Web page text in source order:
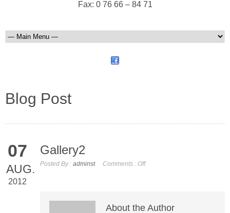
Fax: 0 76 66 – 84 71
Blog Post
07
AUG.
2012
Gallery2
Posted By : adminst Comments : Off
About the Author